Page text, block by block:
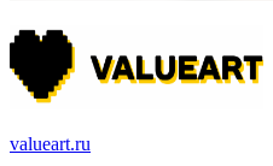
valueart.ru